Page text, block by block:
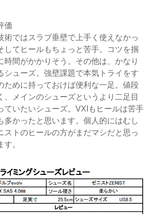
価
術ではスラブ垂壁で上手く使えなかっ
してヒールもちょっと苦手。コツを掴
時間がかかりそう。その他は、かなり
シューズ。強壁課題で本気トライをす
ために持っておけば便利な一足。値段
、メインのシューズというより二足目
ていたいシューズ。VXIもヒールは苦手
多かったと思います。個人的にはむし
ストのヒールの方がまだマシだと思っ
す。